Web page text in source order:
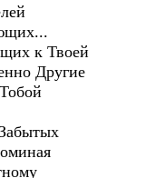
к Твоей
Другие